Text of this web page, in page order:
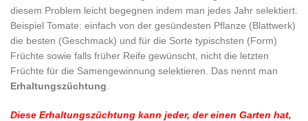
diesem Problem leicht begegnen indem man jedes Jahr selektiert.
Beispiel Tomate: einfach von der gesündesten Pflanze (Blattwerk)
die besten (Geschmack) und für die Sorte typischsten (Form)
Früchte sowie falls früher Reife gewünscht, nicht die letzten
Früchte für die Samengewinnung selektieren. Das nennt man
Erhaltungszüchtung
Diese Erhaltungszüchtung kann jeder, der einen Garten hat,